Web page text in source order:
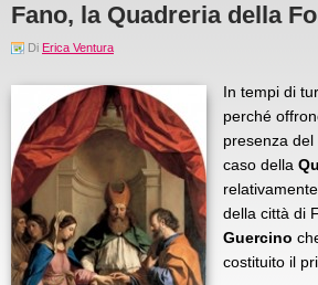
Fano, la Quadreria della
Di Erica Ventura
In tempi di
perché
presenza del
caso della
della città di
Guercino
costituito il